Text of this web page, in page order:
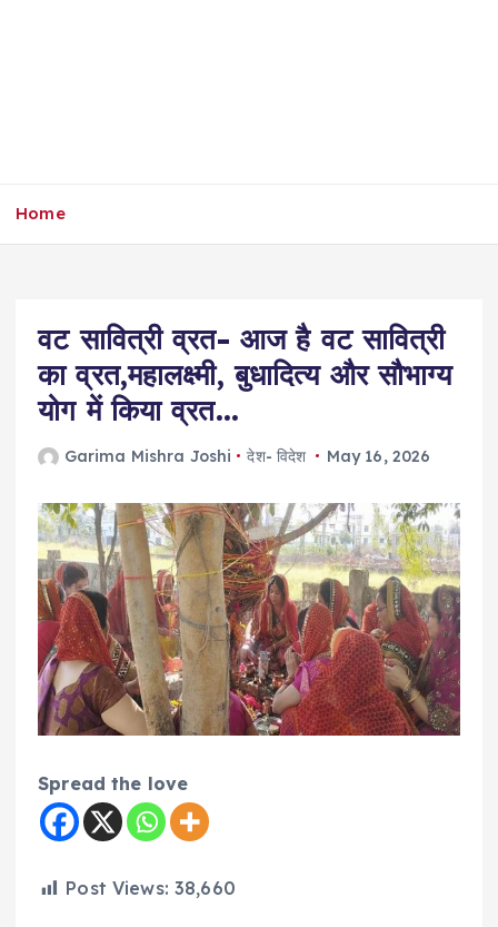
Home
वट सावित्री व्रत- आज है वट सावित्री
का व्रत,महालक्ष्मी, बुधादित्य और सौभाग्य
योग में किया व्रत…
Garima Mishra Joshi देश- विदेश May 16, 2026
Spread the love
Post Views: 38,660